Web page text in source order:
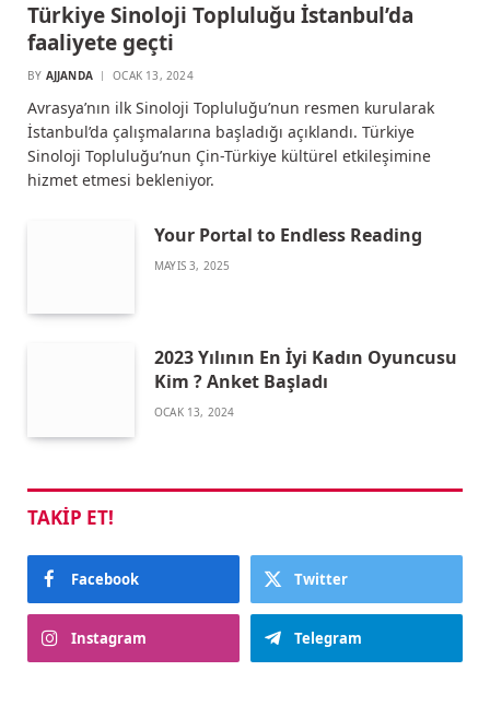
Türkiye Sinoloji Topluluğu İstanbul’da
faaliyete geçti
BY AJJANDA OCAK 13, 2024
Avrasya’nın ilk Sinoloji Topluluğu’nun resmen kurularak
İstanbul’da çalışmalarına başladığı açıklandı. Türkiye
Sinoloji Topluluğu’nun Çin-Türkiye kültürel etkileşimine
hizmet etmesi bekleniyor.
Your Portal to Endless Reading
MAYIS 3, 2025
2023 Yılının En İyi Kadın Oyuncusu
Kim ? Anket Başladı
OCAK 13, 2024
TAKIP ET!
Facebook Twitter
Instagram Telegram